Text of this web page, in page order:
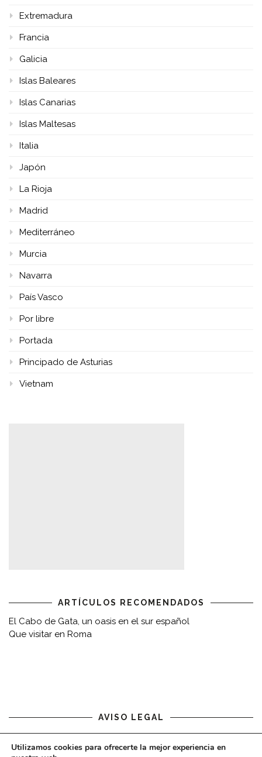
Extremadura
Francia
Galicia
Islas Baleares
Islas Canarias
Islas Maltesas
Italia
Japón
La Rioja
Madrid
Mediterráneo
Murcia
Navarra
País Vasco
Por libre
Portada
Principado de Asturias
Vietnam
ARTÍCULOS RECOMENDADOS
El Cabo de Gata, un oasis en el sur español
Que visitar en Roma
AVISO LEGAL
Aviso legal
Utilizamos cookies para ofrecerte la mejor experiencia en